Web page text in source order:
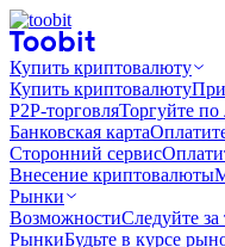
Купить криптовалюту
Купить криптовалюту
P2P-торговляТоргуйте
Банковская карта
Сторонний сервис
Внесение криптовалюты
Рынки
ВозможностиСледуйте
РынкиБудьте в курсе